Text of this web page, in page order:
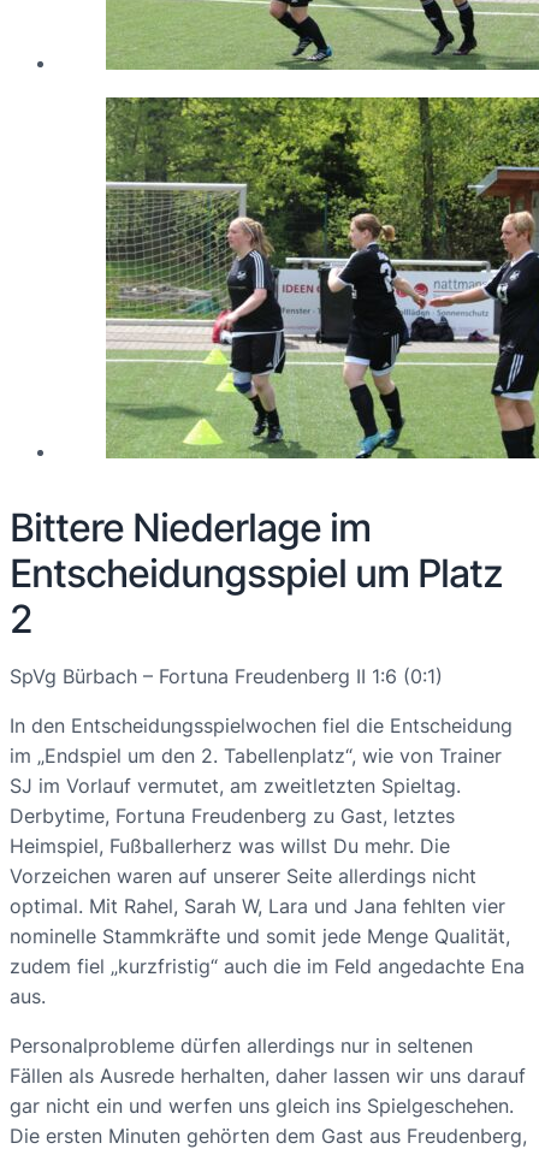
Bittere Niederlage im
Entscheidungsspiel um Platz
2
SpVg Bürbach – Fortuna Freudenberg II 1:6 (0:1)
In den Entscheidungsspielwochen fiel die Entscheidung
im „Endspiel um den 2. Tabellenplatz“, wie von Trainer
SJ im Vorlauf vermutet, am zweitletzten Spieltag.
Derbytime, Fortuna Freudenberg zu Gast, letztes
Heimspiel, Fußballerherz was willst Du mehr. Die
Vorzeichen waren auf unserer Seite allerdings nicht
optimal. Mit Rahel, Sarah W, Lara und Jana fehlten vier
nominelle Stammkräfte und somit jede Menge Qualität,
zudem fiel „kurzfristig“ auch die im Feld angedachte Ena
aus.
Personalprobleme dürfen allerdings nur in seltenen
Fällen als Ausrede herhalten, daher lassen wir uns darauf
gar nicht ein und werfen uns gleich ins Spielgeschehen.
Die ersten Minuten gehörten dem Gast aus Freudenberg,